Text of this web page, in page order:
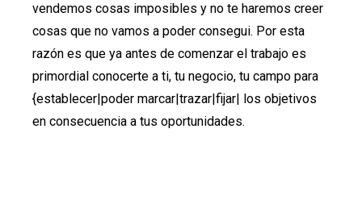
vendemos cosas imposibles y no te haremos creer
cosas que no vamos a poder consegui. Por esta
razón es que ya antes de comenzar el trabajo es
primordial conocerte a ti, tu negocio, tu campo para
{establecer|poder marcar|trazar|fijar| los objetivos
en consecuencia a tus oportunidades.